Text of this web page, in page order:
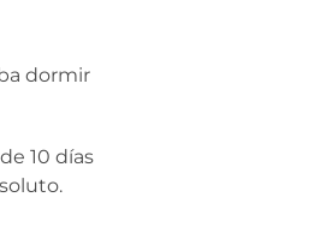
dormir
10 días